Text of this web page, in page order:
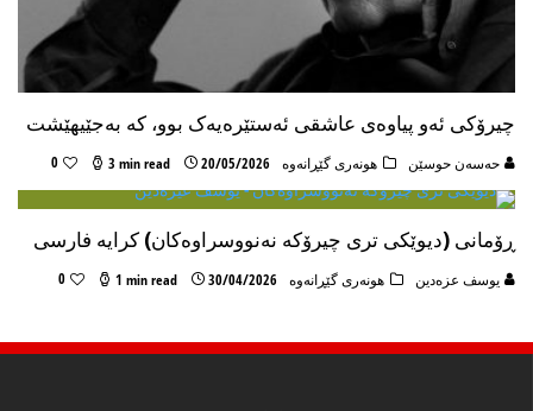
چیرۆکی ئەو پیاوەی عاشقی ئەستێرەیەک بوو، کە بەجێیهێشت
حه‌سه‌ن حوسێن هونه‌ری گێڕانه‌وه 20/05/2026
3 min read
0
ڕۆمانی (دیوێکی تری چیرۆکە نەنووسراوەکان) کرایە فارسی
یوسف عزەدین هونه‌ری گێڕانه‌وه 30/04/2026
1 min read
0